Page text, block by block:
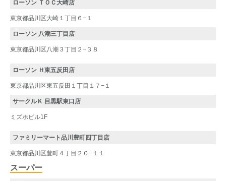
ローソン ＴＯＣ大崎店
東京都品川区大崎１丁目６−１
ローソン 八潮三丁目店
東京都品川区八潮３丁目２−３８
ローソン Ｈ東五反田店
東京都品川区東五反田１丁目１７−１
サークルＫ 目黒駅東口店
ミズホビル1F
ファミリーマート品川豊町四丁目店
東京都品川区豊町４丁目２０−１１
スーパー